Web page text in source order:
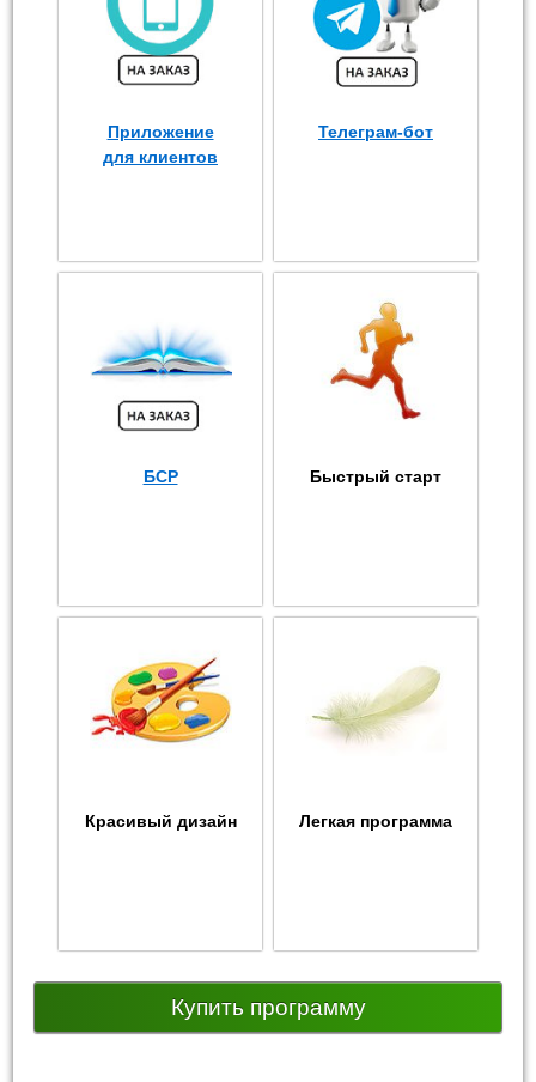
Приложение
для клиентов
Телеграм-бот
БСР Быстрый старт
Красивый дизайн Легкая программа
Купить программу